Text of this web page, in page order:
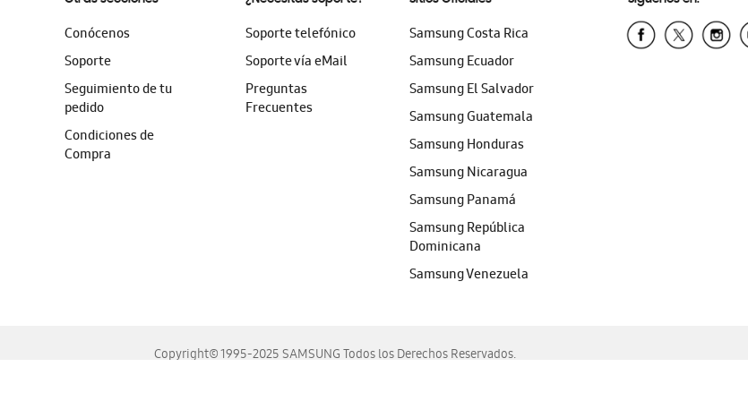
Conócenos
Soporte
Seguimiento de tu
pedido
Condiciones de
Compra
Soporte telefónico
Soporte vía eMail
Preguntas
Frecuentes
Samsung Costa Rica
Samsung Ecuador
Samsung El Salvador
Samsung Guatemala
Samsung Honduras
Samsung Nicaragua
Samsung Panamá
Samsung República
Dominicana
Samsung Venezuela
Copyright© 1995-2025 SAMSUNG Todos los Derechos Reservados.